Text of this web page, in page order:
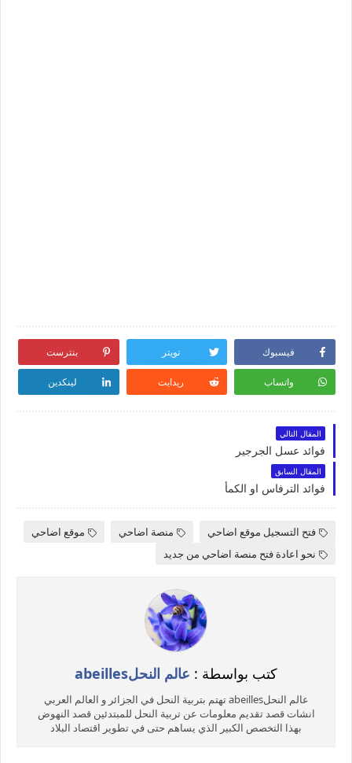
فيسبوك تويتر بنترست
واتساب ريدايت لينكدين
المقال التالي
فوائد عسل الجرجير
المقال السابق
فوائد الترفاس او الكمأ
فتح التسجيل موقع اضاحي منصة اضاحي
موقع اضاحي
نحو اعادة فتح منصة اضاحي من جديد
كتب بواسطة : عالم النحلabeilles
عالم النحلabeilles تهتم بتربية النحل في الجزائر و العالم العربي
انشات قصد تقديم معلومات عن تربية النحل للمبتدئين قصد النهوض
بهذا التخصص الكبير الذي يساهم حتى في تطوير اقتصاد البلاد